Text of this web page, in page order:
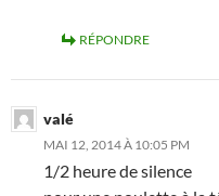
RÉPONDRE
valé
MAI 12, 2014 À 10:05 PM
1/2 heure de silence